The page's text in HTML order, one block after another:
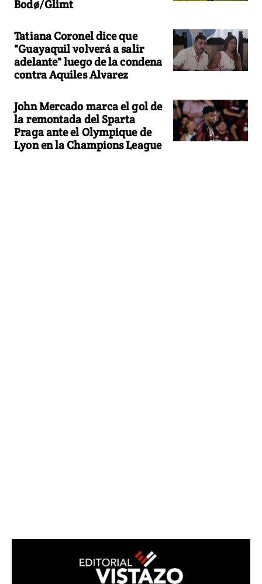
Bodø/Glimt
Tatiana Coronel dice que
"Guayaquil volverá a salir
adelante" luego de la condena
contra Aquiles Alvarez
John Mercado marca el gol de
la remontada del Sparta
Praga ante el Olympique de
Lyon en la Champions League